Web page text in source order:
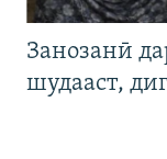
Занозанӣ
шудааст,